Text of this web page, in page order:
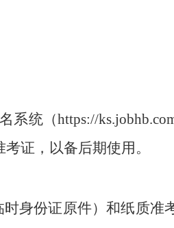
统（https://
证，以备后期使用。
身份证原件）和纸质准